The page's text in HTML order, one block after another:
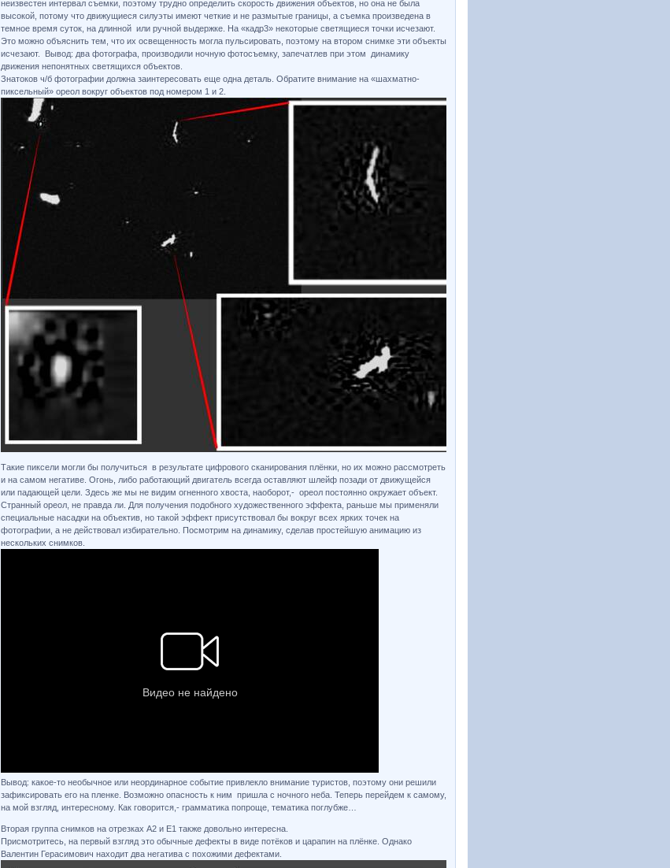
неизвестен интервал съемки, поэтому трудно определить скорость движения объектов, но она не была
высокой, потому что движущиеся силуэты имеют четкие и не размытые границы, а съемка произведена в
темное время суток, на длинной или ручной выдержке. На «кадр3» некоторые светящиеся точки исчезают.
Это можно объяснить тем, что их освещенность могла пульсировать, поэтому на втором снимке эти объекты
исчезают. Вывод: два фотографа, производили ночную фотосъемку, запечатлев при этом динамику
движения непонятных светящихся объектов.
Знатоков ч/б фотографии должна заинтересовать еще одна деталь. Обратите внимание на «шахматно-
пиксельный» ореол вокруг объектов под номером 1 и 2.
Такие пиксели могли бы получиться в результате цифрового сканирования плёнки, но их можно рассмотреть
и на самом негативе. Огонь, либо работающий двигатель всегда оставляют шлейф позади от движущейся
или падающей цели. Здесь же мы не видим огненного хвоста, наоборот,- ореол постоянно окружает объект.
Странный ореол, не правда ли. Для получения подобного художественного эффекта, раньше мы применяли
специальные насадки на объектив, но такой эффект присутствовал бы вокруг всех ярких точек на
фотографии, а не действовал избирательно. Посмотрим на динамику, сделав простейшую анимацию из
нескольких снимков.
Вывод: какое-то необычное или неординарное событие привлекло внимание туристов, поэтому они решили
зафиксировать его на пленке. Возможно опасность к ним пришла с ночного неба. Теперь перейдем к самому,
на мой взгляд, интересному. Как говорится,- грамматика попроще, тематика поглубже…
Вторая группа снимков на отрезках А2 и Е1 также довольно интересна.
Присмотритесь, на первый взгляд это обычные дефекты в виде потёков и царапин на плёнке. Однако
Валентин Герасимович находит два негатива с похожими дефектами.